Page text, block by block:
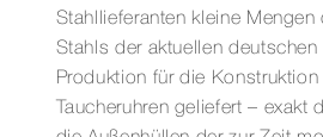
Stahllieferanten kleine Mengen
Stahls der aktuellen
Produktion für die Konstruktion
Taucheruhren geliefert – exakt